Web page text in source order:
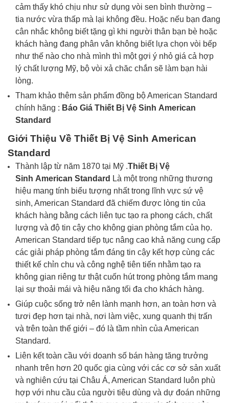
cảm thấy khó chịu như sử dụng vòi sen bình thường –
tia nước vừa thấp mà lại không đều. Hoặc nếu bạn đang
cân nhắc không biết tặng gì khi người thân bạn bè hoặc
khách hàng đang phân vân không biết lựa chọn vòi bếp
như thế nào cho nhà mình thì một gợi ý nhỏ giá cả hợp
lý chất lượng Mỹ, bộ vòi xả chăc chắn sẽ làm bạn hài
lòng.
Tham khảo thêm sản phẩm đồng bộ American Standard
chính hãng : Báo Giá Thiết Bị Vệ Sinh American
Standard
Giới Thiệu Về Thiết Bị Vệ Sinh American
Standard
Thành lập từ năm 1870 tại Mỹ .Thiết Bị Vệ
Sinh American Standard Là một trong những thương
hiệu mang tính biểu tượng nhất trong lĩnh vực sứ vệ
sinh, American Standard đã chiếm được lòng tin của
khách hàng bằng cách liên tục tạo ra phong cách, chất
lượng và độ tin cậy cho không gian phòng tắm của họ.
American Standard tiếp tục nâng cao khả năng cung cấp
các giải pháp phòng tắm đáng tin cậy kết hợp cùng các
thiết kế chỉn chu và công nghệ tiên tiến nhằm tạo ra
không gian riêng tư thật cuốn hút trong phòng tắm mang
lại sự thoải mái và hiệu năng tối đa cho khách hàng.
Giúp cuộc sống trở nên lành mạnh hơn, an toàn hơn và
tươi đẹp hơn tại nhà, nơi làm việc, xung quanh thị trấn
và trên toàn thế giới – đó là tầm nhìn của American
Standard.
Liên kết toàn cầu với doanh số bán hàng tăng trưởng
nhanh trên hơn 20 quốc gia cùng với các cơ sở sản xuất
và nghiên cứu tại Châu Á, American Standard luôn phù
hợp với nhu cầu của người tiêu dùng và dự đoán những